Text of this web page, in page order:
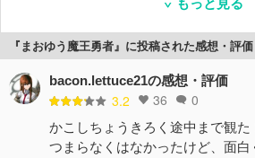
もっと見る
『まおゆう魔王勇者』に投稿された感想・評価
bacon.lettuce21の感想・評価
3.2 36 0
かこしちょうきろく途中まで観た
つまらなくはなかったけど、面白